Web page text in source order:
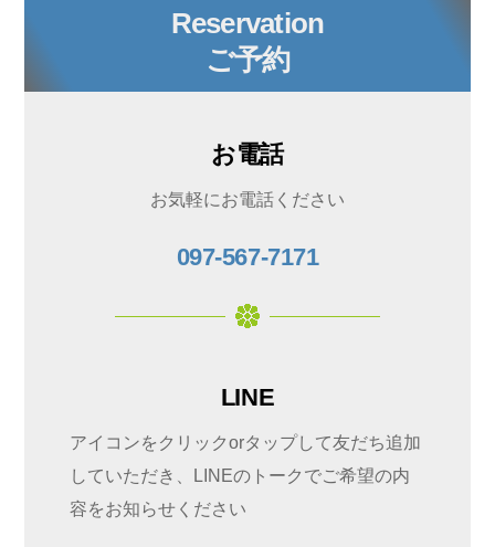
Reservation
ご予約
お電話
お気軽にお電話ください
097-567-7171
LINE
アイコンをクリックorタップして友だち追加
していただき、LINEのトークでご希望の内
容をお知らせください